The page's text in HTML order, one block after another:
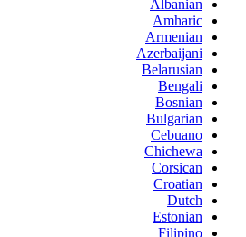
Albanian
Amharic
Armenian
Azerbaijani
Belarusian
Bengali
Bosnian
Bulgarian
Cebuano
Chichewa
Corsican
Croatian
Dutch
Estonian
Filipino